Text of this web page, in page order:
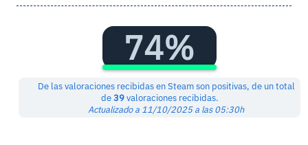
74%
De las valoraciones recibidas en Steam son positivas, de un total
de39valoraciones recibidas.
Actualizado a 11/10/2025 a las 05:30h